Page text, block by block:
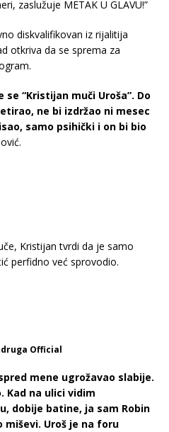
diskvalifikovan iz rijalitija
otkriva da se sprema za
“Kristijan muči Uroša”. Do
ne bi izdržao ni mesec
samo psihički i on bi bio
Kristijan tvrdi da je samo
perfidno već sprovodio.
Official
mene ugrožavao slabije.
Kad na ulici vidim
dobije batine, ja sam Robin
miševi. Uroš je na foru